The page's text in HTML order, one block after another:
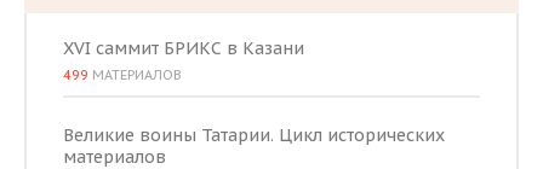
XVI саммит БРИКС в Казани
499 МАТЕРИАЛОВ
Великие воины Татарии. Цикл исторических
материалов